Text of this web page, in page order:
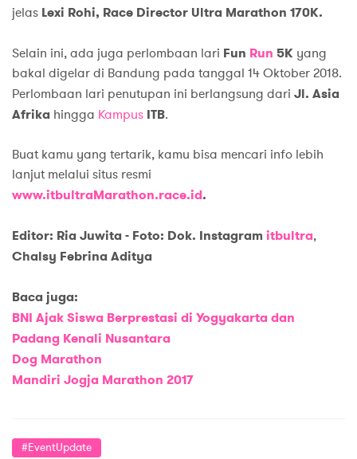
jelas Lexi Rohi, Race Director Ultra Marathon 170K.
Selain ini, ada juga perlombaan lari Fun Run 5K yang
bakal digelar di Bandung pada tanggal 14 Oktober 2018.
Perlombaan lari penutupan ini berlangsung dari Jl. Asia
Afrika hingga Kampus ITB.
Buat kamu yang tertarik, kamu bisa mencari info lebih
lanjut melalui situs resmi
www.itbultraMarathon.race.id.
Editor: Ria Juwita - Foto: Dok. Instagram itbultra,
Chalsy Febrina Aditya
Baca juga:
BNI Ajak Siswa Berprestasi di Yogyakarta dan
Padang Kenali Nusantara
Dog Marathon
Mandiri Jogja Marathon 2017
#EventUpdate